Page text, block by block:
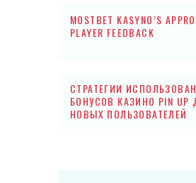
MOSTBET KASYNO’S
PLAYER FEEDBACK
СТРАТЕГИИ
БОНУСОВ КАЗИНО PIN UP
НОВЫХ ПОЛЬЗОВАТЕЛЕЙ